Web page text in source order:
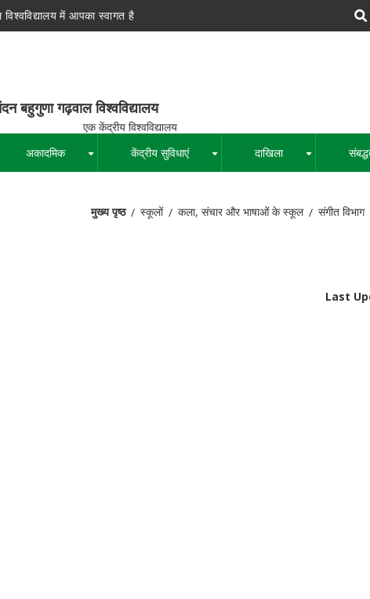
में आपका स्वागत है
विश्वविद्यालय
अकादमिक केंद्रीय सुविधाएं दाखिला
मुख्य पृष्ठ स्कूलों कला, संचार और भाषाओं के स्कूल संगीत विभाग
Last